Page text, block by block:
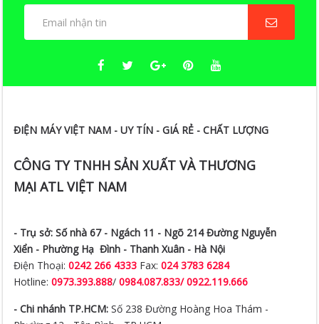
ĐIỆN MÁY VIỆT NAM - UY TÍN - GIÁ RẺ - CHẤT LƯỢNG
CÔNG TY TNHH SẢN XUẤT VÀ THƯƠNG
MẠI ATL VIỆT NAM
- Trụ sở: Số nhà 67 - Ngách 11 - Ngõ 214 Đường Nguyễn
Xiển - Phường Hạ Đình - Thanh Xuân - Hà Nội
Điện Thoại:0242 266 4333 Fax:024 3783 6284
Hotline:0973.393.888/0984.087.833/ 0922.119.666
- Chi nhánh TP.HCM: Số 238 Đường Hoàng Hoa Thám -